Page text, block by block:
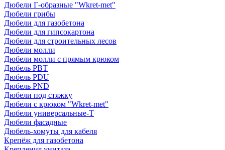
Дюбели Г-образные "Wkret-met"
Дюбели грибы
Дюбели для газобетона
Дюбели для гипсокартона
Дюбели для строительных лесов
Дюбели молли
Дюбели молли с прямым крюком
Дюбель PBT
Дюбель PDU
Дюбель PND
Дюбели под стяжку
Дюбели с крюком "Wkret-met"
Дюбели универсальные-Т
Дюбели фасадные
Дюбель-хомуты для кабеля
Крепёж для газобетона